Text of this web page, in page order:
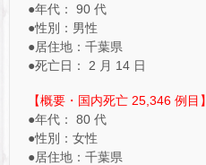
●年代： 90 代
●性別：男性
●居住地：千葉県
●死亡日： 2 月 14 日
【概要・国内死亡 25,346 例目】
●年代： 80 代
●性別：女性
●居住地：千葉県